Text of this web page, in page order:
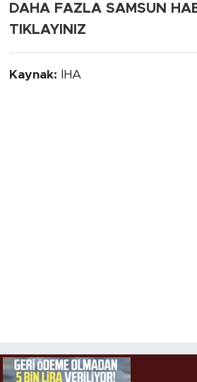
DAHA FAZLA SAMSUN
TIKLAYINIZ
Kaynak: İHA